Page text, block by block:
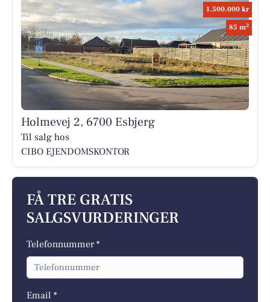
1.500.000 kr
85 m2
Holmevej 2, 6700 Esbjerg
Til salg hos
CIBO EJENDOMSKONTOR
FÅ TRE GRATIS
SALGSVURDERINGER
Telefonnummer *
Email *